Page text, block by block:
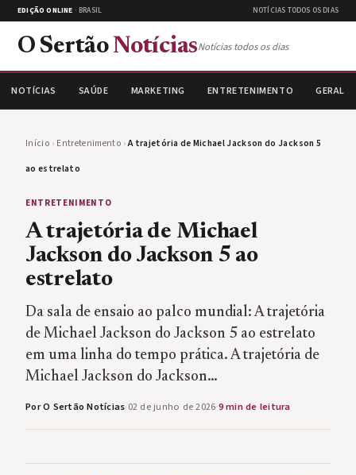
EDIÇÃO ONLINE · BRASIL NOTÍCIAS TODOS OS DIAS
O Sertão NotíciasNotícias todos os dias
NOTÍCIAS SAÚDE MARKETING ENTRETENIMENTO GERAL
Início › Entretenimento ›A trajetória de Michael Jackson do Jackson 5
ao estrelato
ENTRETENIMENTO
A trajetória de Michael
Jackson do Jackson 5 ao
estrelato
Da sala de ensaio ao palco mundial: A trajetória
de Michael Jackson do Jackson 5 ao estrelato
em uma linha do tempo prática. A trajetória de
Michael Jackson do Jackson…
Por O Sertão Notícias·02 de junho de 2026·9 min de leitura